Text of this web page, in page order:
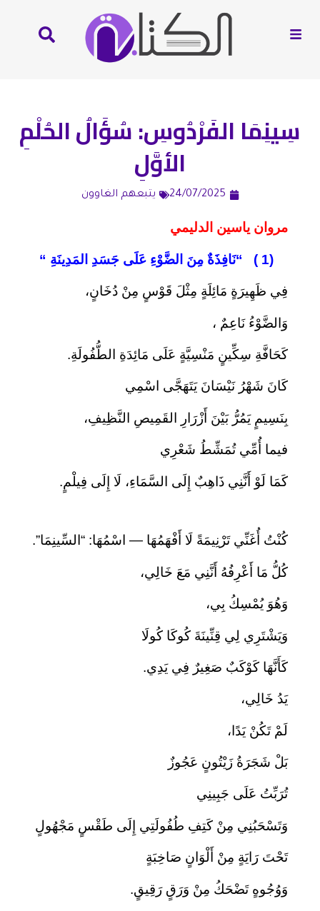
سِينِمَا الفَرْدُوسِ: سُؤَالُ الحُلْمِ
الأوَّلِ
24/07/2025 يتبعهم الغاوون
مروان ياسين الدليمي
(1 )
“نَافِذَةٌ مِنَ الضَّوْءِ عَلَى جَسَدِ المَدِينَةِ “
فِي ظَهِيرَةٍ مَائِلَةٍ مِثْلَ قَوْسٍ مِنْ دُخَانٍ،
وَالضَّوْءُ نَاعِمٌ ،
كَحَافَّةِ سِكِّينٍ مَنْسِيَّةٍ عَلَى مَائِدَةِ الطُّفُولَةِ.
كَانَ شَهْرُ نَيْسَانَ يَتَهَجَّى اسْمِي
بِنَسِيمٍ يَمُرُّ بَيْنَ أَزْرَارِ القَمِيصِ النَّظِيفِ،
فيما أُمِّي تُمَشِّطُ شَعْرِي
كَمَا لَوْ أَنَّنِي ذَاهِبٌ إِلَى السَّمَاءِ، لَا إِلَى فِيلْمٍ.
كُنْتُ أُغَنِّي تَرْنِيمَةً لَا أَفْهَمُهَا — اسْمُهَا: “السِّينِمَا”.
كُلُّ مَا أَعْرِفُهُ أَنَّنِي مَعَ خَالِي،
وَهُوَ يُمْسِكُ بِي،
وَيَشْتَرِي لِي قِنِّينَةَ كُوكَا كُولَا
كَأَنَّهَا كَوْكَبٌ صَغِيرٌ فِي يَدِي.
يَدُ خَالِي،
لَمْ تَكُنْ يَدًا،
بَلْ شَجَرَةُ زَيْتُونٍ عَجُوزٌ
تُرَبِّتُ عَلَى جَبِينِي
وَتَسْحَبُنِي مِنْ كَتِفِ طُفُولَتِي إِلَى طَقْسٍ مَجْهُولٍ
تَحْتَ رَايَةٍ مِنْ أَلْوَانٍ صَاخِبَةٍ
وَوُجُوهٍ تَضْحَكُ مِنْ وَرَقٍ رَقِيقٍ.